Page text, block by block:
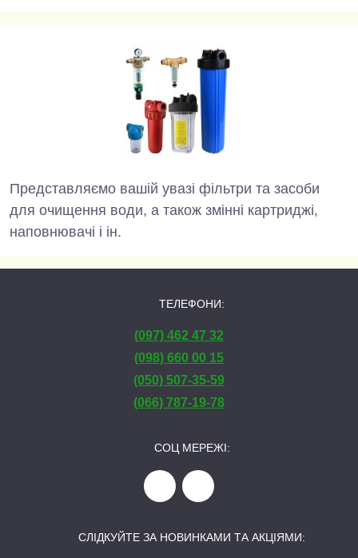
Представляємо вашій увазі фільтри та засоби
для очищення води, а також змінні картриджі,
наповнювачі і ін.
ТЕЛЕФОНИ:
(097) 462 47 32
(098) 660 00 15
(050) 507-35-59
(066) 787-19-78
СОЦ МЕРЕЖІ:
СЛІДКУЙТЕ ЗА НОВИНКАМИ ТА АКЦІЯМИ: